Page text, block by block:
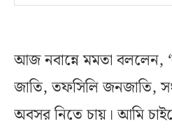
আজ নবান্নে মমতা বললেন,
জাতি, তফসিলি জনজাতি,
অবসর নিতে চায়। আমি